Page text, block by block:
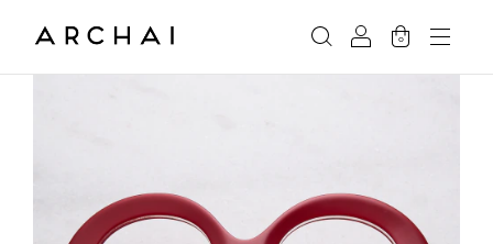
0